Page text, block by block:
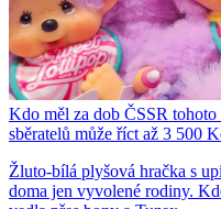
Kdo měl za dob ČSSR
sběratelů může říct až 3 500
Žluto-bílá plyšová hračka s
doma jen vyvolené rodiny.